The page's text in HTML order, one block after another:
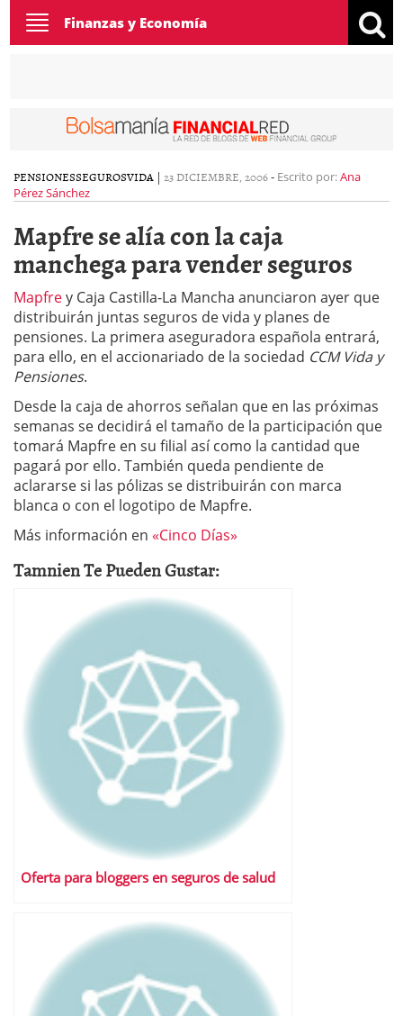
Toggle
navigation
Finanzas y Economía
PENSIONESSEGUROSVIDA | 23 DICIEMBRE, 2006- Escrito por:Ana
Pérez Sánchez
Mapfre se alía con la caja
manchega para vender seguros
Mapfrey Caja Castilla-La Mancha anunciaron ayer que
distribuirán juntas seguros de vida y planes de
pensiones. La primera aseguradora española entrará,
para ello, en el accionariado de la sociedad CCM Vida y
Pensiones.
Desde la caja de ahorros señalan que en las próximas
semanas se decidirá el tamaño de la participación que
tomará Mapfre en su filial así como la cantidad que
pagará por ello. También queda pendiente de
aclararse si las pólizas se distribuirán con marca
blanca o con el logotipo de Mapfre.
Más información en «Cinco Días»
Tamnien Te Pueden Gustar:
Oferta para bloggers en seguros de salud